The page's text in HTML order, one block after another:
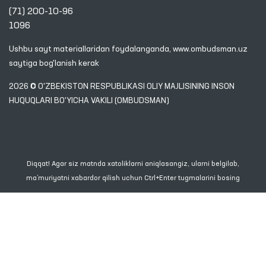
(71) 200-10-96
1096
Ushbu sayt materiallaridan foydalanganda, www.ombudsman.uz
saytiga bog'lanish kerak
2026 © O'ZBEKISTON RESPUBLIKASI OLIY MAJLISINING INSON
HUQUQLARI BO'YICHA VAKILI (OMBUDSMAN)
Diqqat! Agar siz matnda xatoliklarni aniqlasangiz, ularni belgilab,
ma’muriyatni xabardor qilish uchun Ctrl+Enter tugmalarini bosing